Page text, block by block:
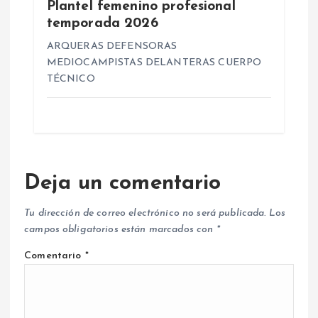
Plantel femenino profesional
temporada 2026
ARQUERAS DEFENSORAS
MEDIOCAMPISTAS DELANTERAS CUERPO
TÉCNICO
Deja un comentario
Tu dirección de correo electrónico no será publicada. Los
campos obligatorios están marcados con *
Comentario *